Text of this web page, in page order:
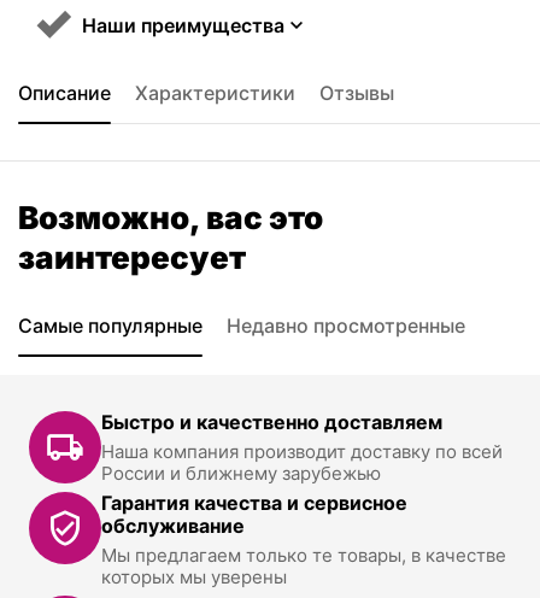
Наши преимущества
Описание Характеристики Отзывы
Возможно, вас это
заинтересует
Самые популярные Недавно просмотренные
Быстро и качественно доставляем
Наша компания производит доставку по всей
России и ближнему зарубежью
Гарантия качества и сервисное
обслуживание
Мы предлагаем только те товары, в качестве
которых мы уверены